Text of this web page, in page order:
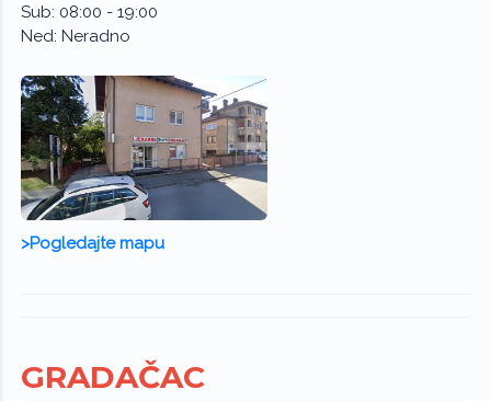
Sub: 08:00 - 19:00
Ned: Neradno
>Pogledajte mapu
GRADAČAC